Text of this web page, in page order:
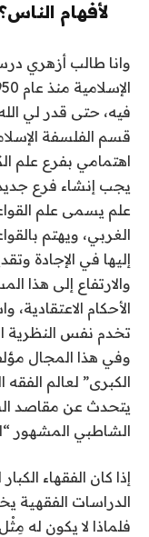
لأفهام الناس؟
وانا طالب أزهري
فيه، حتى قدر لي
قسم الفلسفة
اهتمامي بفرع علم
يجب إنشاء فرع
علم يسمى علم
الغربي، ويهتم
إليها في الإجادة
والارتفاع إلى هذا
الأحكام
تخدم نفس النظرية
وفي هذا المجال
الكبرى” لعالم
يتحدث عن مقاصد
الشاطبي المشهور
إذا كان الفقهاء
الدراسات الفقهية
فلماذا لا يكون له